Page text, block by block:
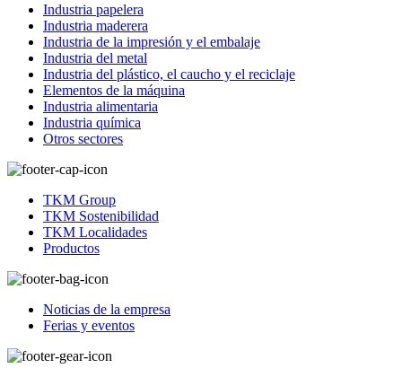
Industria papelera
Industria maderera
Industria de la impresión y el embalaje
Industria del metal
Industria del plástico, el caucho y el reciclaje
Elementos de la máquina
Industria alimentaria
Industria química
Otros sectores
TKM Group
TKM Sostenibilidad
TKM Localidades
Productos
Noticias de la empresa
Ferias y eventos